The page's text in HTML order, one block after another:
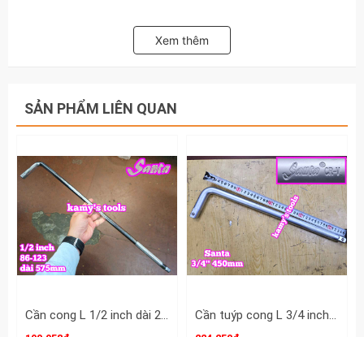
Xem thêm
SẢN PHẨM LIÊN QUAN
Cần cong L 1/2 inch dài 23 inch 575mm Santa 86-123 Cần tuýp cong L 3/4 inch dài 18 inch 450mm Santa 86-118